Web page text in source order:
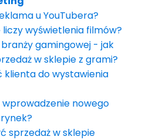
u YouTubera?
liczy wyświetlenia filmów?
gamingowej - jak
w sklepie z grami?
klienta do wystawienia
nowego
sprzedaż w sklepie